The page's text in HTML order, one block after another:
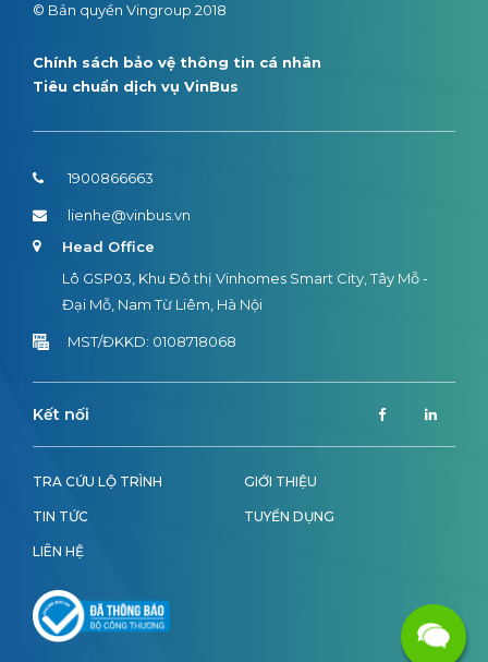
© Bản quyền Vingroup 2018
Chính sách bảo vệ thông tin cá nhân
Tiêu chuẩn dịch vụ VinBus
TRA CỨU LỘ TRÌNH GIỚI THIỆU
TIN TỨC TUYỂN DỤNG
LIÊN HỆ
1900866663
lienhe@vinbus.vn
Head Office
Lô GSP03, Khu Đô thị Vinhomes Smart City, Tây Mỗ -
Đại Mỗ, Nam Từ Liêm, Hà Nội
MST/ĐKKD: 0108718068
Kết nối